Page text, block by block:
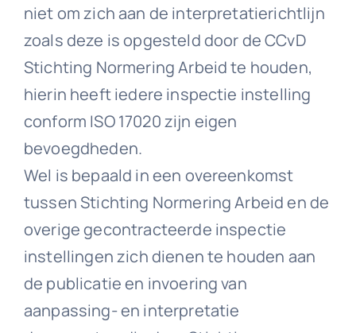
niet om zich aan de interpretatierichtlijn
zoals deze is opgesteld door de CCvD
Stichting Normering Arbeid te houden,
hierin heeft iedere inspectie instelling
conform ISO 17020 zijn eigen
bevoegdheden.
Wel is bepaald in een overeenkomst
tussen Stichting Normering Arbeid en de
overige gecontracteerde inspectie
instellingen zich dienen te houden aan
de publicatie en invoering van
aanpassing- en interpretatie